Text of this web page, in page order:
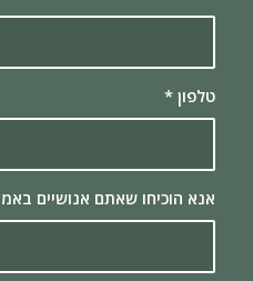
טלפון *
אנא הוכיחו שאתם אנושיים